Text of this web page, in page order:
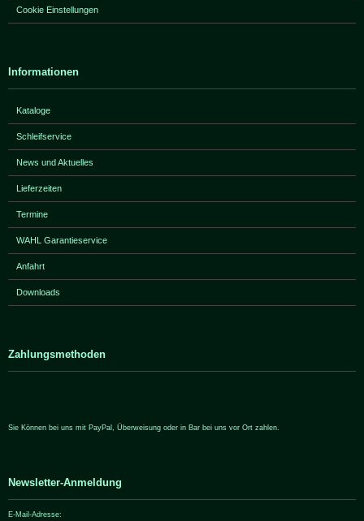
Cookie Einstellungen
Informationen
Kataloge
Schleifservice
News und Aktuelles
Lieferzeiten
Termine
WAHL Garantieservice
Anfahrt
Downloads
Zahlungsmethoden
Sie Können bei uns mit PayPal, Überweisung oder in Bar bei uns vor Ort zahlen.
Newsletter-Anmeldung
E-Mail-Adresse: